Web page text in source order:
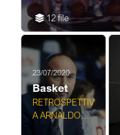
12 file
23/07/2020
Basket
RETROSPETTIV
A ARNALDO
TAURISANO